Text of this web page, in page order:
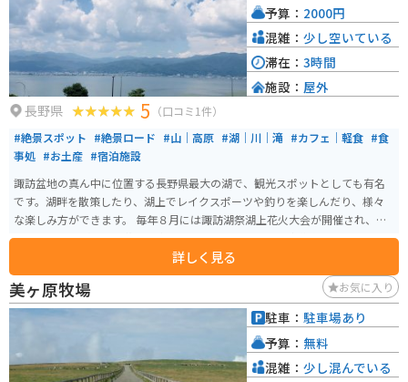
長野県 5 （口コミ1件）
#絶景スポット #絶景ロード #山｜高原 #湖｜川｜滝 #カフェ｜軽食 #食
事処 #お土産 #宿泊施設
諏訪盆地の真ん中に位置する長野県最大の湖で、観光スポットとしても有名
です。湖畔を散策したり、湖上でレイクスポーツや釣りを楽しんだり、様々
な楽しみ方ができます。 毎年８月には諏訪湖祭湖上花火大会が開催され、湖
上から打ち上げられる花火を楽しむこともできます。高速道路の諏訪湖サー
ビスエリアからも湖を一望することができます。ぜひ、バイクツーリングで
訪れて、美しい諏訪湖を楽しんでみてください。
詳しく見る
予算： 2000円
混雑： 少し空いている
滞在： 3時間
施設： 屋外
美ヶ原牧場 お気に入り
駐車： 駐車場あり
予算： 無料
混雑： 少し混んでいる